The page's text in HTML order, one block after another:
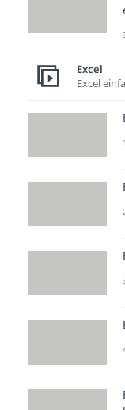
Excel
Excel